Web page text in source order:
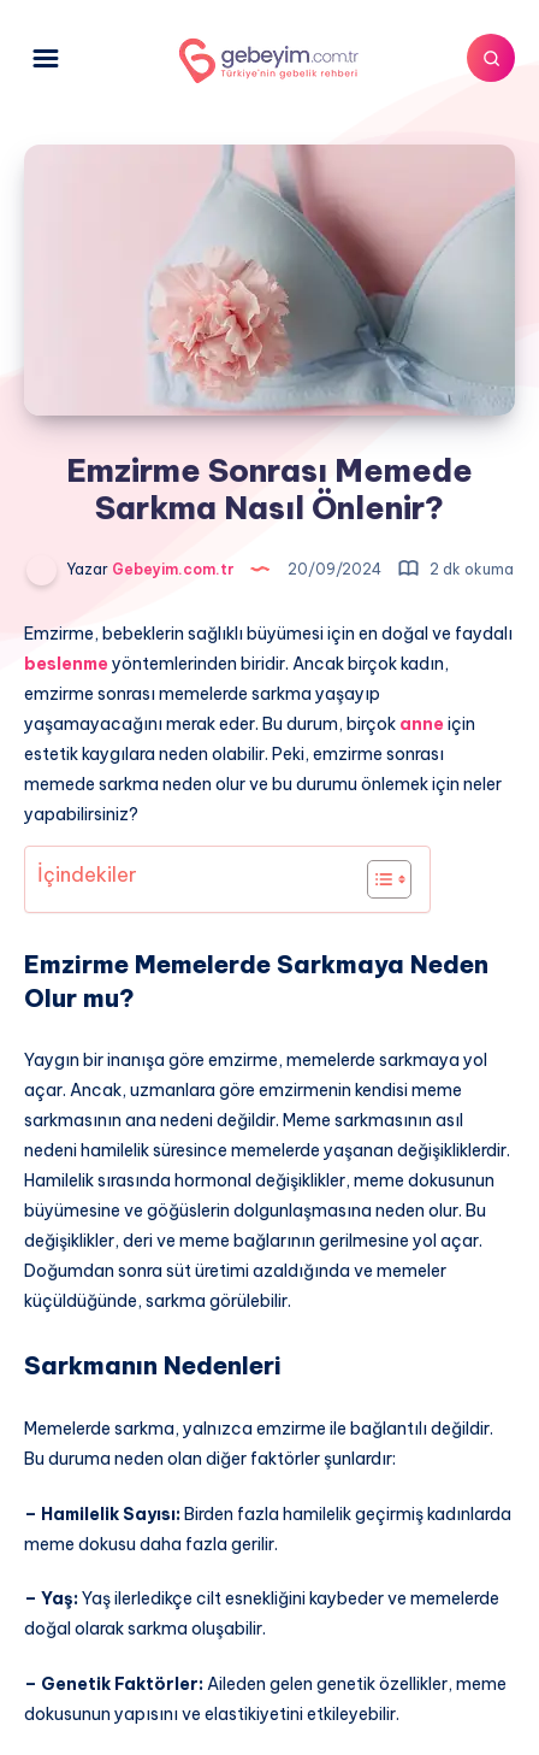
Emzirme Sonrası Memede
Sarkma Nasıl Önlenir?
YazarGebeyim.com.tr 20/09/2024 2 dk okuma
Emzirme, bebeklerin sağlıklı büyümesi için en doğal ve faydalı
beslenme yöntemlerinden biridir. Ancak birçok kadın,
emzirme sonrası memelerde sarkma yaşayıp
yaşamayacağını merak eder. Bu durum, birçok anne için
estetik kaygılara neden olabilir. Peki, emzirme sonrası
memede sarkma neden olur ve bu durumu önlemek için neler
yapabilirsiniz?
İçindekiler
Emzirme Memelerde Sarkmaya Neden
Olur mu?
Yaygın bir inanışa göre emzirme, memelerde sarkmaya yol
açar. Ancak, uzmanlara göre emzirmenin kendisi meme
sarkmasının ana nedeni değildir. Meme sarkmasının asıl
nedeni hamilelik süresince memelerde yaşanan değişikliklerdir.
Hamilelik sırasında hormonal değişiklikler, meme dokusunun
büyümesine ve göğüslerin dolgunlaşmasına neden olur. Bu
değişiklikler, deri ve meme bağlarının gerilmesine yol açar.
Doğumdan sonra süt üretimi azaldığında ve memeler
küçüldüğünde, sarkma görülebilir.
Sarkmanın Nedenleri
Memelerde sarkma, yalnızca emzirme ile bağlantılı değildir.
Bu duruma neden olan diğer faktörler şunlardır:
– Hamilelik Sayısı:Birden fazla hamilelik geçirmiş kadınlarda
meme dokusu daha fazla gerilir.
– Yaş:Yaş ilerledikçe cilt esnekliğini kaybeder ve memelerde
doğal olarak sarkma oluşabilir.
– Genetik Faktörler:Aileden gelen genetik özellikler, meme
dokusunun yapısını ve elastikiyetini etkileyebilir.